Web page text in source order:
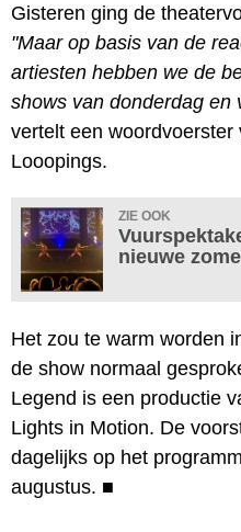
Gisteren ging de
"Maar op basis van de
artiesten hebben we de
shows van donderdag en
vertelt een
Looopings.
ZIE OOK
nieuwe
Het zou te warm worden
de show normaal
Legend is een productie
Lights in Motion. De
dagelijks op het
augustus. ■